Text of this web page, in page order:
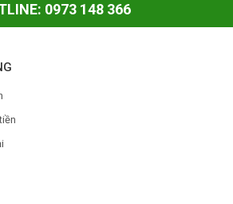
0973 148 366